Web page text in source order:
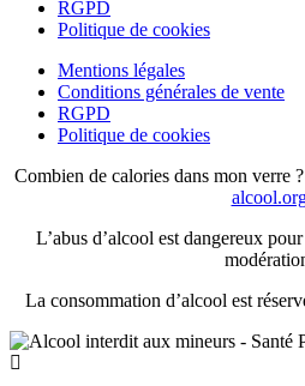
RGPD
Politique de cookies
Mentions légales
Conditions générales de vente
RGPD
Politique de cookies
Combien de calories dans mon verre
L’abus d’alcool est dangereux
La consommation d’alcool est